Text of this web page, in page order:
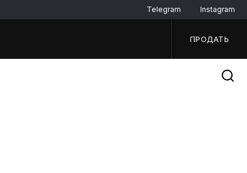
Telegram Instagram
ПРОДАТЬ